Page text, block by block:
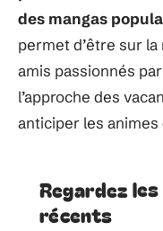
des mangas
permet d’être sur
amis passionnés
l’approche des
anticiper les
Regardez
récents